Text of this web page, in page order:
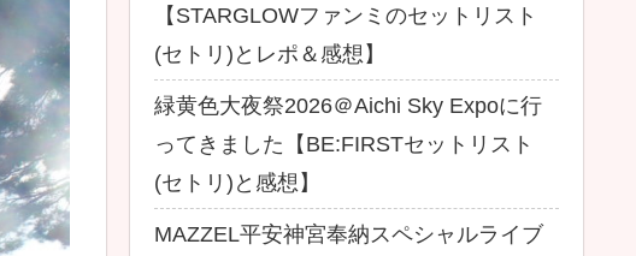
【STARGLOWファンミのセットリスト
(セトリ)とレポ＆感想】
緑黄色大夜祭2026＠Aichi Sky Expoに行
ってきました【BE:FIRSTセットリスト
(セトリ)と感想】
MAZZEL平安神宮奉納スペシャルライブ